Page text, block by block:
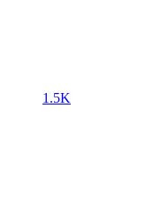
1.5K